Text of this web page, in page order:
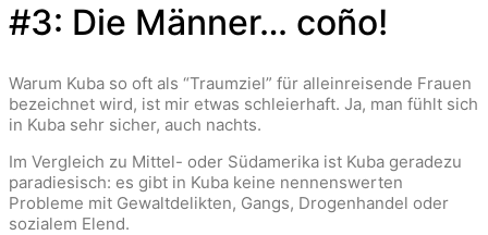
#3: Die Männer… coño!
Warum Kuba so oft als “Traumziel” für alleinreisende Frauen
bezeichnet wird, ist mir etwas schleierhaft. Ja, man fühlt sich
in Kuba sehr sicher, auch nachts.
Im Vergleich zu Mittel- oder Südamerika ist Kuba geradezu
paradiesisch: es gibt in Kuba keine nennenswerten
Probleme mit Gewaltdelikten, Gangs, Drogenhandel oder
sozialem Elend.